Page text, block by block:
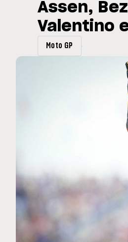
MOTO
Assen,
Valentino
Moto GP